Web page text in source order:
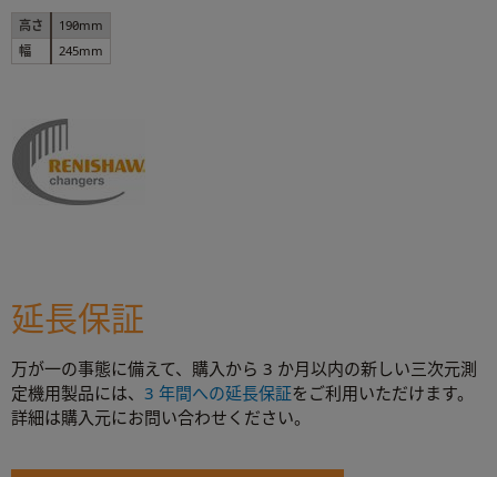
高さ
190mm
幅
245mm
延長保証
万が一の事態に備えて、購入から 3 か月以内の新しい三次元測
定機用製品には、 3 年間への延長保証をご利用いただけます。
詳細は購入元にお問い合わせください。